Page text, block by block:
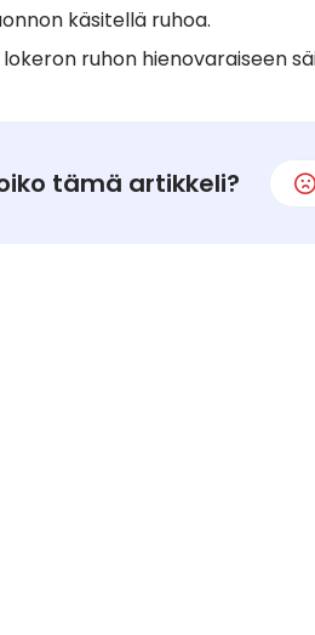
käsitellä ruhoa.
lokeron ruhon hienovaraiseen
tämä artikkeli?